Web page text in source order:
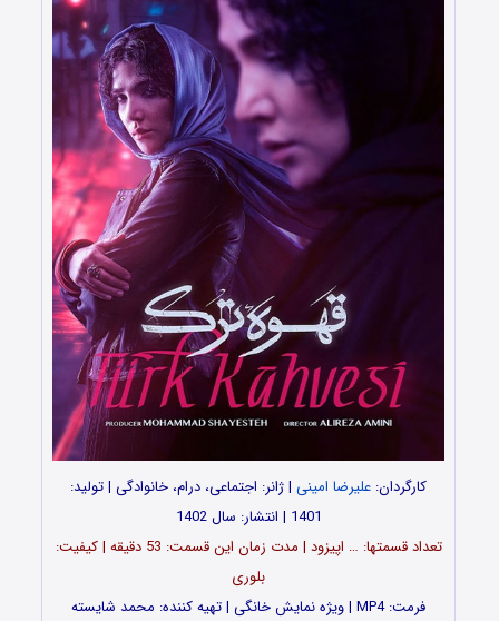
کارگردان: علیرضا امینی | ژانر: اجتماعی، درام، خانوادگی | تولید:
1401 | انتشار: سال 1402
تعداد قسمت‎ها: … اپیزود | مدت زمان این قسمت: 53 دقیقه | کیفیت:
بلوری
فرمت: MP4 | ویژه نمایش خانگی | تهیه کننده: محمد شایسته